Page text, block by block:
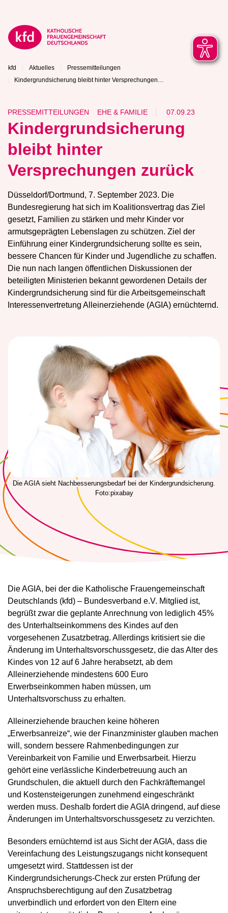
kfd Aktuelles
Pressemitteilungen
Kindergrundsicherung bleibt hinter Versprechungen…
PRESSEMITTEILUNGEN EHE & FAMILIE 07.09.23
Kindergrundsicherung
bleibt hinter
Versprechungen zurück
Düsseldorf/Dortmund, 7. September 2023. Die
Bundesregierung hat sich im Koalitionsvertrag das Ziel
gesetzt, Familien zu stärken und mehr Kinder vor
armutsgeprägten Lebenslagen zu schützen. Ziel der
Einführung einer Kindergrundsicherung sollte es sein,
bessere Chancen für Kinder und Jugendliche zu schaffen.
Die nun nach langen öffentlichen Diskussionen der
beteiligten Ministerien bekannt gewordenen Details der
Kindergrundsicherung sind für die Arbeitsgemeinschaft
Interessenvertretung Alleinerziehende (AGIA) ernüchternd.
Die AGIA sieht Nachbesserungsbedarf bei der Kindergrundsicherung.
Foto:pixabay
Die AGIA, bei der die Katholische Frauengemeinschaft
Deutschlands (kfd) – Bundesverband e.V. Mitglied ist,
begrüßt zwar die geplante Anrechnung von lediglich 45%
des Unterhaltseinkommens des Kindes auf den
vorgesehenen Zusatzbetrag. Allerdings kritisiert sie die
Änderung im Unterhaltsvorschussgesetz, die das Alter des
Kindes von 12 auf 6 Jahre herabsetzt, ab dem
Alleinerziehende mindestens 600 Euro
Erwerbseinkommen haben müssen, um
Unterhaltsvorschuss zu erhalten.
Alleinerziehende brauchen keine höheren
„Erwerbsanreize“, wie der Finanzminister glauben machen
will, sondern bessere Rahmenbedingungen zur
Vereinbarkeit von Familie und Erwerbsarbeit. Hierzu
gehört eine verlässliche Kinderbetreuung auch an
Grundschulen, die aktuell durch den Fachkräftemangel
und Kostensteigerungen zunehmend eingeschränkt
werden muss. Deshalb fordert die AGIA dringend, auf diese
Änderungen im Unterhaltsvorschussgesetz zu verzichten.
Besonders ernüchternd ist aus Sicht der AGIA, dass die
Vereinfachung des Leistungszugangs nicht konsequent
umgesetzt wird. Stattdessen ist der
Kindergrundsicherungs-Check zur ersten Prüfung der
Anspruchsberechtigung auf den Zusatzbetrag
unverbindlich und erfordert von den Eltern eine